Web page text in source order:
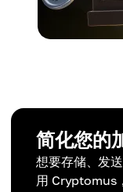
简化您的
想要存储、发
用 Cryptomus